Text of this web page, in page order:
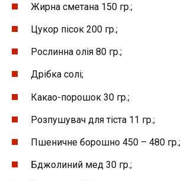
Жирна сметана 150 гр.;
Цукор пісок 200 гр.;
Рослинна олія 80 гр.;
Дрібка солі;
Какао-порошок 30 гр.;
Розпушувач для тіста 11 гр.;
Пшеничне борошно 450 – 480 гр.;
Бджолиний мед 30 гр.;